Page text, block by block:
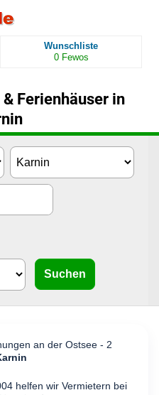
Wunschliste
0 Fewos
Ferienhäuser in
an der Ostsee - 2
helfen wir Vermietern bei